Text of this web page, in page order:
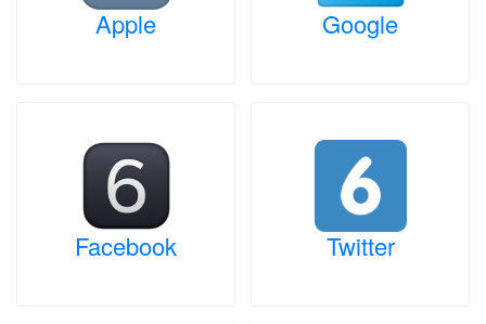
Apple Google
Facebook Twitter